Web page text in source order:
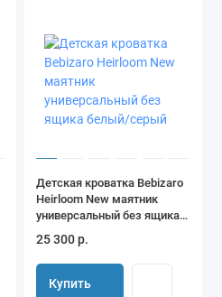
Детская кроватка Bebizaro
Heirloom New маятник
универсальный без ящика
белый/серый
25 300 р.
Купить